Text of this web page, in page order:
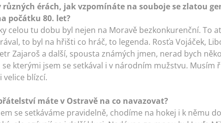
různých érách, jak vzpomínáte na souboje se zlatou
počátku 80. let?
celou tu dobu byl nejen na Moravě bezkonkurenční. To
to byl na hřišti co hráč, to legenda. Rosťa Vojáček,
Zajaroš a další, spousta známých jmen, nerad bych
kterými jsem se setkával i v národním mužstvu. Musím
velice blízcí.
máte v Ostravě na co navazovat?
se setkáváme pravidelně, chodíme na hokej i k němu